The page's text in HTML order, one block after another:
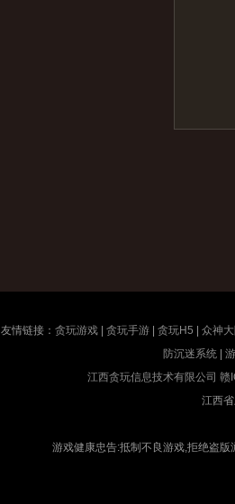
友情链接： 贪玩游戏 贪玩手游 贪玩H5
众神
防沉迷系统|
江西贪玩信息技术有限公司 赣
江西
游戏健康忠告:抵制不良游戏,拒绝盗